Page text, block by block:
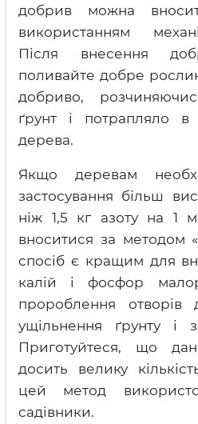
добрив можна
використанням
Після внесення
поливайте добре
добриво,
ґрунт і потрапляло в
дерева.
Якщо деревам
застосування більш
ніж 1,5 кг азоту на 1
вноситися за методом
спосіб є кращим для
калій і фосфор
пророблення отворів
ущільнення ґрунту і
Приготуйтеся, що
досить велику
цей метод
садівники.